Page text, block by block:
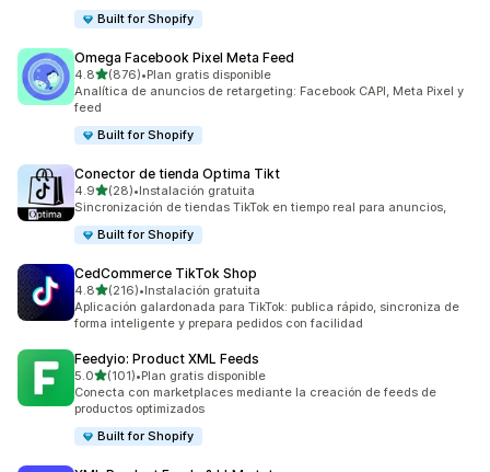
Built for Shopify
Omega Facebook Pixel Meta Feed
4.8de 5 estrellas
(876)
876 reseñas en total
•Plan gratis disponible
Analítica de anuncios de retargeting: Facebook CAPI, Meta Pixel y
feed
Built for Shopify
Conector de tienda Optima Tikt
4.9de 5 estrellas
(28)
28 reseñas en total
•Instalación gratuita
Sincronización de tiendas TikTok en tiempo real para anuncios,
Built for Shopify
CedCommerce TikTok Shop
4.8de 5 estrellas
(216)
216 reseñas en total
•Instalación gratuita
Aplicación galardonada para TikTok: publica rápido, sincroniza de
forma inteligente y prepara pedidos con facilidad
Feedyio: Product XML Feeds
5.0de 5 estrellas
(101)
101 reseñas en total
•Plan gratis disponible
Conecta con marketplaces mediante la creación de feeds de
productos optimizados
Built for Shopify